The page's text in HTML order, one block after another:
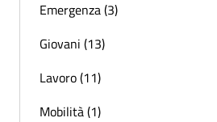
Emergenza (3)
Giovani (13)
Lavoro (11)
Mobilità (1)